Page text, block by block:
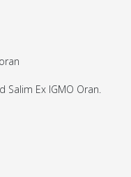
Salim Ex IGMO Oran.